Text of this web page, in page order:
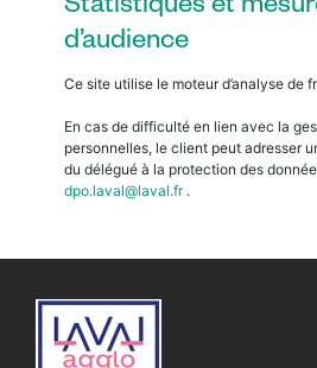
Statistiques et
d’audience
Ce site utilise le moteur d’analyse de
En cas de difficulté en lien avec la
personnelles, le client peut adresser
du délégué à la protection des
dpo.laval@laval.fr.